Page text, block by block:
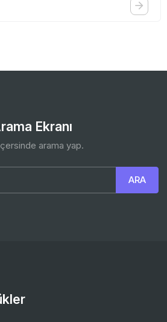
Ekranı
arama yap.